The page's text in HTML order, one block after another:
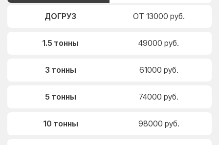
ДОГРУЗ ОТ 13000 руб.
1.5 тонны 49000 руб.
3 тонны 61000 руб.
5 тонны 74000 руб.
10 тонны 98000 руб.